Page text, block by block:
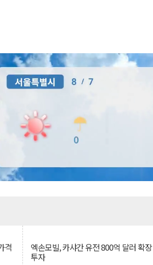
격 엑손모빌, 카샤간 유전 800억 달러 확장
투자